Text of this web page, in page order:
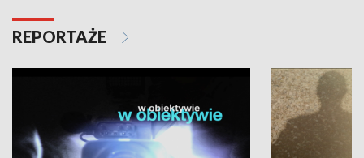
REPORTAŻE